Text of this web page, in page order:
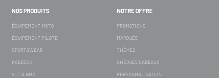
NOS PRODUITS
ÉQUIPEMENT MOTO
ÉQUIPEMENT PILOTE
SPORTSWEAR
PADDOCK
VTT & BMX
NOTRE OFFRE
PROMOTIONS
MARQUES
THÈMES
CHÈQUES CADEAUX
PERSONNALISATION